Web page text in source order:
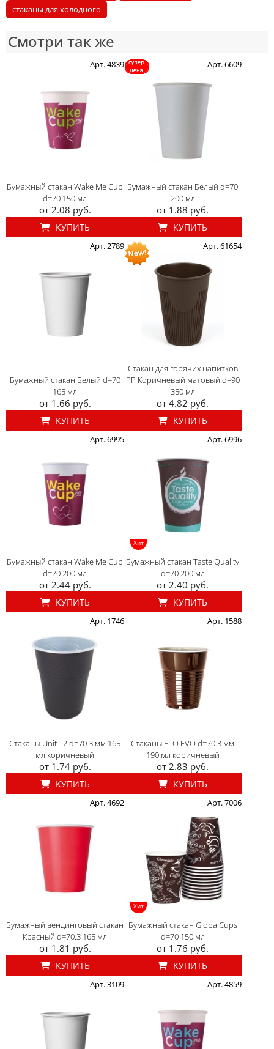
стаканы для холодного
Смотри так же
Арт. 4839
Бумажный стакан Wake Me Cup
d=70 150 мл
от 2.08 руб.
КУПИТЬ
Арт. 6609
Бумажный стакан Белый d=70
200 мл
от 1.88 руб.
КУПИТЬ
Арт. 2789
Бумажный стакан Белый d=70
165 мл
от 1.66 руб.
КУПИТЬ
Арт. 61654
Стакан для горячих напитков
PP Коричневый матовый d=90
350 мл
от 4.82 руб.
КУПИТЬ
Арт. 6995
Бумажный стакан Wake Me Cup
d=70 200 мл
от 2.44 руб.
КУПИТЬ
Хит
Арт. 6996
Бумажный стакан Taste Quality
d=70 200 мл
от 2.40 руб.
КУПИТЬ
Арт. 1746
Стаканы Unit T2 d=70.3 мм 165
мл коричневый
от 1.74 руб.
КУПИТЬ
Арт. 1588
Стаканы FLO EVO d=70.3 мм
190 мл коричневый
от 2.83 руб.
КУПИТЬ
Арт. 4692
Бумажный вендинговый стакан
Красный d=70.3 165 мл
от 1.81 руб.
КУПИТЬ
Хит
Арт. 7006
Бумажный стакан GlobalCups
d=70 150 мл
от 1.76 руб.
КУПИТЬ
Арт. 3109 Арт. 4859